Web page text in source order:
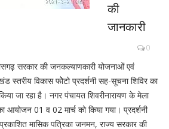
की
जानकारी
0
सरकार की जनकल्याणकारी योजनाओं एवं
स्तरीय विकास फोेेटो प्रदर्शनी सह-सूचना शिविर का
जा रहा है। नगर पंचायत शिवरीनारायण के मेला
आयोजन 01 व 02 मार्च को किया गया। प्रदर्शनी
मासिक पत्रिका जनमन, राज्य सरकार की